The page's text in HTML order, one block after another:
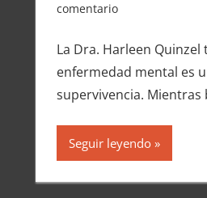
comentario
La Dra. Harleen
enfermedad mental es
supervivencia. Mientras
Seguir leyendo